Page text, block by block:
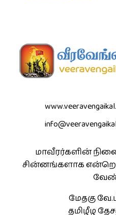
மாவீரர்களின்
சின்னங்களாக
மேதகு
தமிழீழ